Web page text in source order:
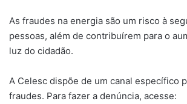
As fraudes na energia são um risco à
pessoas, além de contribuírem para o
luz do cidadão.
A Celesc dispõe de um canal específico
fraudes. Para fazer a denúncia, acesse: